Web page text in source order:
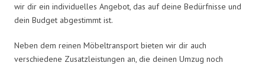
wir dir ein individuelles Angebot, das auf deine Bedürfnisse und
dein Budget abgestimmt ist.
Neben dem reinen Möbeltransport bieten wir dir auch
verschiedene Zusatzleistungen an, die deinen Umzug noch